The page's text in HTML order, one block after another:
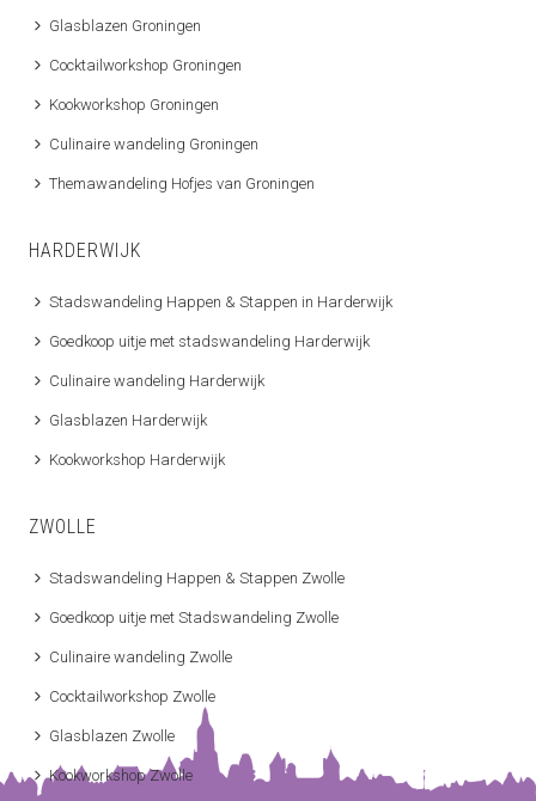
Glasblazen Groningen
Cocktailworkshop Groningen
Kookworkshop Groningen
Culinaire wandeling Groningen
Themawandeling Hofjes van Groningen
HARDERWIJK
Stadswandeling Happen & Stappen in Harderwijk
Goedkoop uitje met stadswandeling Harderwijk
Culinaire wandeling Harderwijk
Glasblazen Harderwijk
Kookworkshop Harderwijk
ZWOLLE
Stadswandeling Happen & Stappen Zwolle
Goedkoop uitje met Stadswandeling Zwolle
Culinaire wandeling Zwolle
Cocktailworkshop Zwolle
Glasblazen Zwolle
Kookworkshop Zwolle